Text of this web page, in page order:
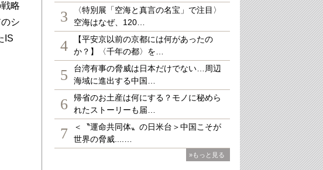
略
シ
IS
3
〈特別展「空海と真言の名宝」で注目〉
空海はなぜ、120…
4
【平安京以前の京都には何があったの
か？】〈千年の都〉を…
5
台湾有事の脅威は日本だけでない…周辺
海域に進出する中国…
6
帰省のお土産は何にする？モノに秘めら
れたストーリーも届…
7
＜〝運命共同体〟の日米台＞中国こそが
世界の脅威....…
»もっと見る